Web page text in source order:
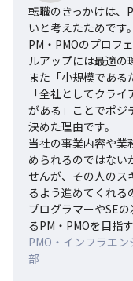
転職のきっかけは、
いと考えたためです。
PM・PMOのプロフ
ルアップには最適の
また「小規模である
「全社としてクラ
がある」ことでポジ
決めた理由です。
当社の事業内容や業
められるのではない
せんが、その人のス
るよう進めてくれる
プログラマーやSE
るPM・PMOを目指
PMO・インフラエ
部